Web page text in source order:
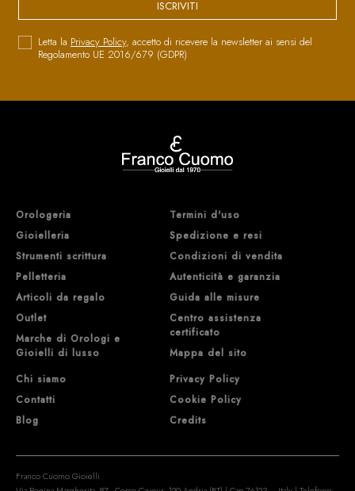
ISCRIVITI
Letta la Privacy Policy, accetto di ricevere la newsletter ai sensi del
Regolamento UE 2016/679 (GDPR)
Orologeria
Gioielleria
Strumenti scrittura
Pelletteria
Articoli da regalo
Outlet
Marche di Orologi e
Gioielli di lusso
Chi siamo
Contatti
Blog
Termini d'uso
Spedizione e resi
Condizioni di vendita
Autenticità e garanzia
Guida alle misure
Centro assistenza
certificato
Mappa del sito
Privacy Policy
Cookie Policy
Credits
Franco Cuomo Gioielli